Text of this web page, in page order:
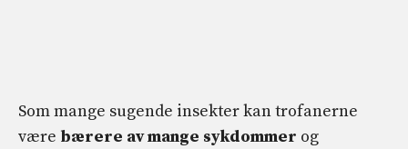
Som mange sugende insekter kan trofanerne
være bærere av mange sykdommer og